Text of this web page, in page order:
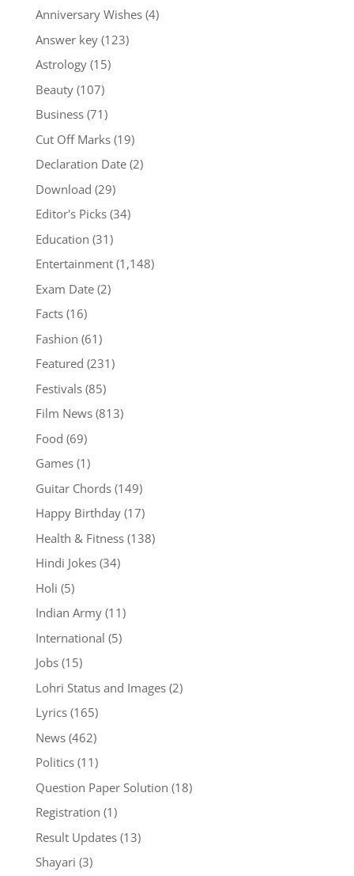
Anniversary Wishes(4)
Answer key(123)
Astrology(15)
Beauty(107)
Business(71)
Cut Off Marks(19)
Declaration Date(2)
Download (29)
Editor's Picks(34)
Education (31)
Entertainment(1,148)
Exam Date(2)
Facts(16)
Fashion (61)
Featured (231)
Festivals(85)
Film News(813)
Food (69)
Games(1)
Guitar Chords(149)
Happy Birthday(17)
Health & Fitness(138)
Hindi Jokes(34)
Holi (5)
Indian Army(11)
International (5)
Jobs(15)
Lohri Status and Images(2)
Lyrics(165)
News(462)
Politics(11)
Question Paper Solution (18)
Registration (1)
Result Updates(13)
Shayari (3)